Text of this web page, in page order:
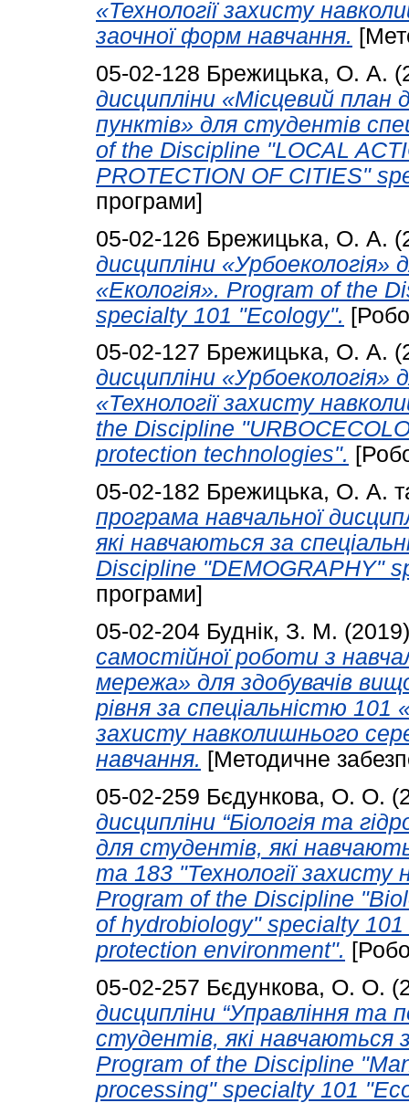
«Технології захисту
заочної форм навчання.
05-02-128 Брежицька, О. А.
дисципліни «Місцевий план
пунктів» для студентів
of the Discipline "LOCAL
PROTECTION OF CITIES"
програми]
05-02-126 Брежицька, О. А.
дисципліни «Урбоекологія»
«Екологія». Program of the
specialty 101 "Ecology".
05-02-127 Брежицька, О. А.
дисципліни «Урбоекологія»
«Технології захисту
the Discipline
protection technologies".
05-02-182 Брежицька, О. А.
програма навчальної
які навчаються за
Discipline "DEMOGRAPHY"
програми]
05-02-204 Буднік, З. М.
самостійної роботи з
мережа» для здобувачів
рівня за спеціальністю 101
захисту навколишнього
навчання. [Методичне
05-02-259 Бєдункова, О. О.
дисципліни “Біологія та
для студентів, які
та 183 "Технології
Program of the Discipline
of hydrobiology" specialty
protection environment".
05-02-257 Бєдункова, О. О.
дисципліни “Управління та
студентів, які навчаються
Program of the Discipline
processing" specialty 101